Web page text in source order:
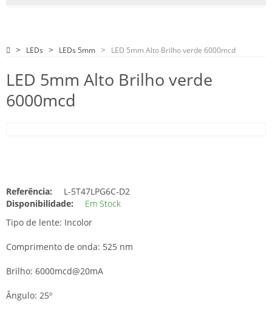
LEDs LEDs 5mm LED 5mm Alto Brilho verde 6000mcd
LED 5mm Alto Brilho verde
6000mcd
Referência:
L-5T47LPG6C-D2
Disponibilidade:
Em Stock
Tipo de lente: Incolor
Comprimento de onda: 525 nm
Brilho: 6000mcd@20mA
Ângulo: 25º